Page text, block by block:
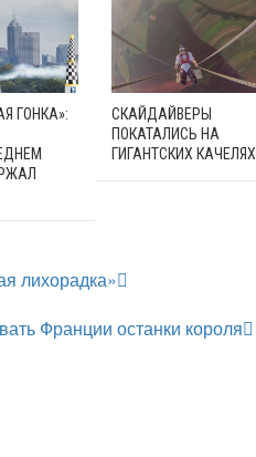
ГОНКА»:
СКАЙДАЙВЕРЫ
ПОКАТАЛИСЬ НА
ГИГАНТСКИХ КАЧЕЛЯХ
лихорадка»
Франции останки короля